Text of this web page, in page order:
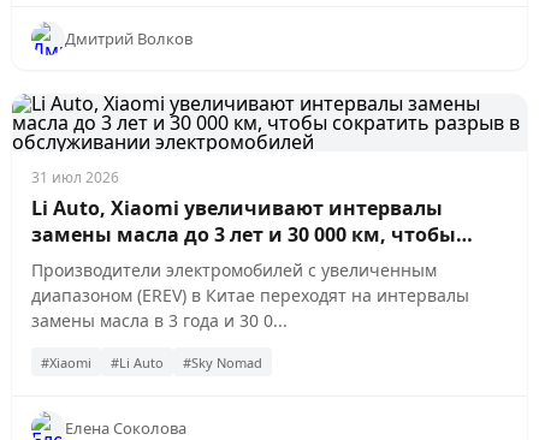
Дмитрий Волков
31 июл 2026
Li Auto, Xiaomi увеличивают интервалы
замены масла до 3 лет и 30 000 км, чтобы
сократить разрыв в обслуживании
электромобилей
Производители электромобилей с увеличенным
диапазоном (EREV) в Китае переходят на интервалы
замены масла в 3 года и 30 0...
#Xiaomi #Li Auto #Sky Nomad
Елена Соколова